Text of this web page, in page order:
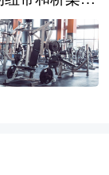
在全球新一
，中国数字科
深刻转型。
擎，数字科
兴业态。本